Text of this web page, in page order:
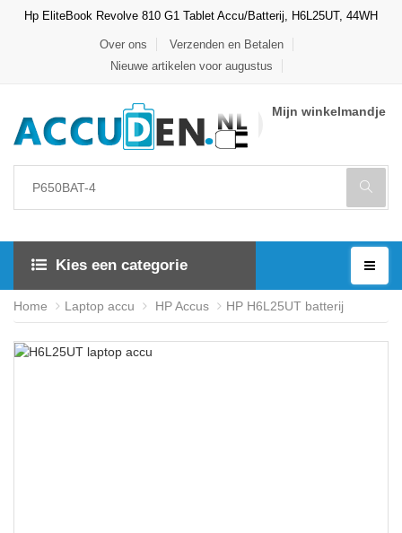
Hp EliteBook Revolve 810 G1 Tablet Accu/Batterij, H6L25UT, 44WH
Over ons
Verzenden en Betalen
Nieuwe artikelen voor augustus
Mijn winkelmandje
Kies een categorie
Home Laptop accu HP Accus HP H6L25UT batterij